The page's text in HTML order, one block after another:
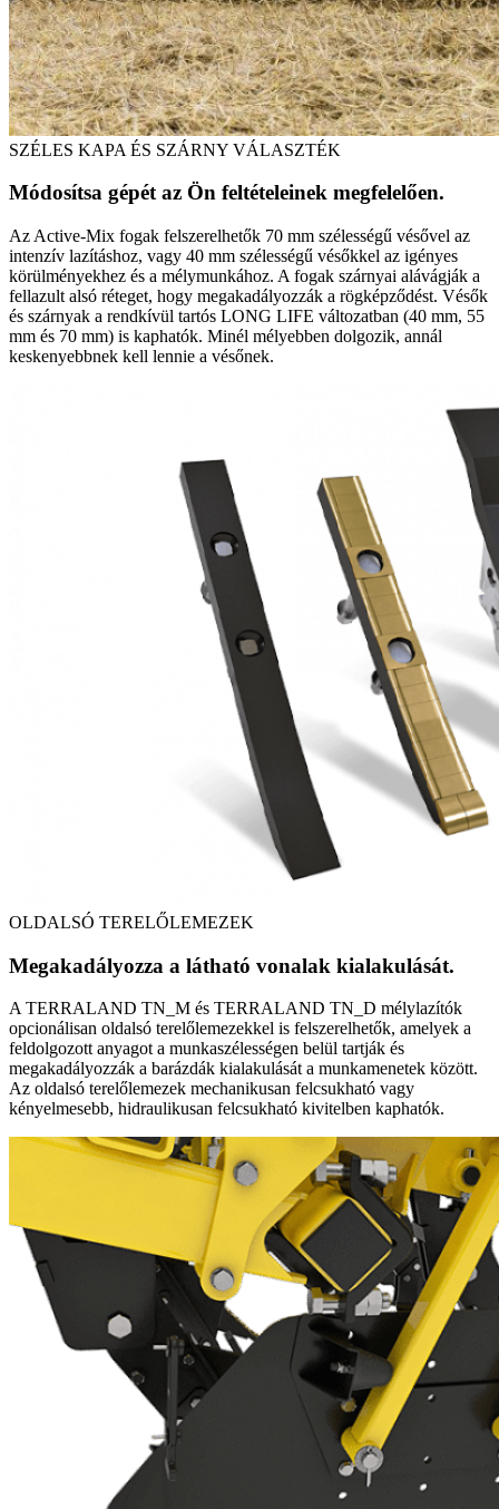
SZÉLES KAPA ÉS SZÁRNY VÁLASZTÉK
Módosítsa gépét az Ön feltételeinek megfelelően.
Az Active-Mix fogak felszerelhetők 70 mm szélességű vésővel az
intenzív lazításhoz, vagy 40 mm szélességű vésőkkel az igényes
körülményekhez és a mélymunkához. A fogak szárnyai alávágják a
fellazult alsó réteget, hogy megakadályozzák a rögképződést. Vésők
és szárnyak a rendkívül tartós LONG LIFE változatban (40 mm, 55
mm és 70 mm) is kaphatók. Minél mélyebben dolgozik, annál
keskenyebbnek kell lennie a vésőnek.
OLDALSÓ TERELŐLEMEZEK
Megakadályozza a látható vonalak kialakulását.
A TERRALAND TN_M és TERRALAND TN_D mélylazítók
opcionálisan oldalsó terelőlemezekkel is felszerelhetők, amelyek a
feldolgozott anyagot a munkaszélességen belül tartják és
megakadályozzák a barázdák kialakulását a munkamenetek között.
Az oldalsó terelőlemezek mechanikusan felcsukható vagy
kényelmesebb, hidraulikusan felcsukható kivitelben kaphatók.